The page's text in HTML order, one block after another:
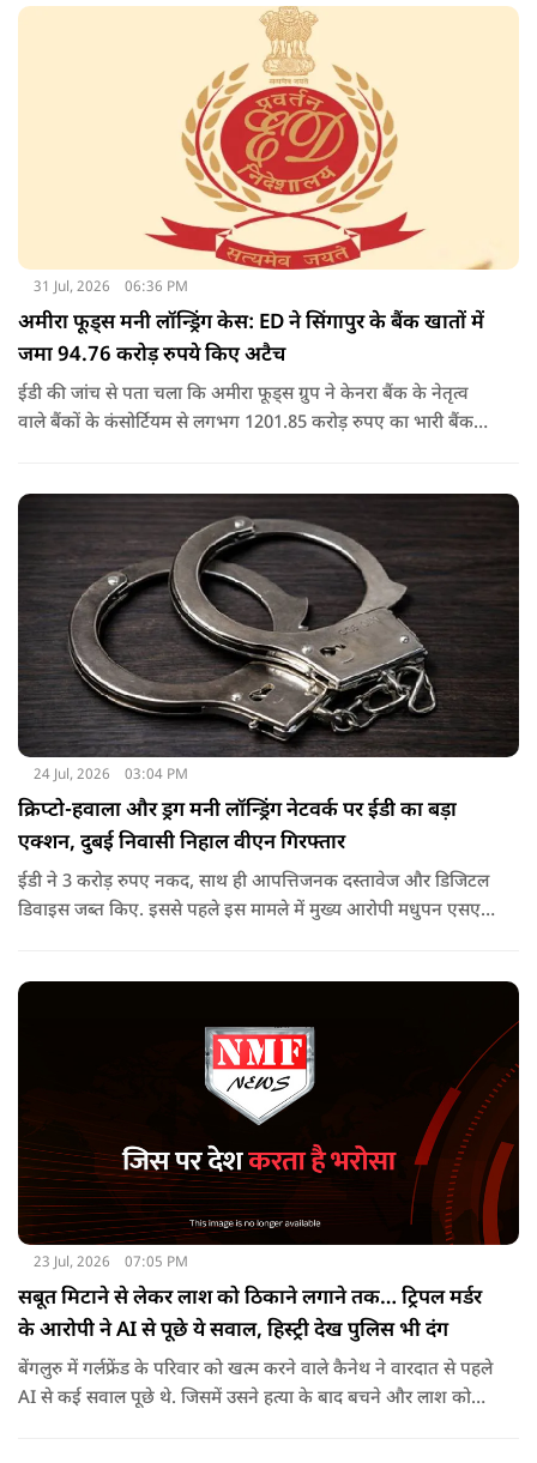
प्राधिकरण (डीडीए) से भूमि का आवंटन प्राप्त किया.
31 Jul, 2026 06:36 PM
अमीरा फूड्स मनी लॉन्ड्रिंग केस: ED ने सिंगापुर के बैंक खातों में
जमा 94.76 करोड़ रुपये किए अटैच
ईडी की जांच से पता चला कि अमीरा फूड्स ग्रुप ने केनरा बैंक के नेतृत्व
वाले बैंकों के कंसोर्टियम से लगभग 1201.85 करोड़ रुपए का भारी बैंक
उसके प्रमोटरों/शेयरधारकों/डायरेक्टरों ने मनी लॉन्ड्रिंग का अपराध किया
24 Jul, 2026 03:04 PM
क्रिप्टो-हवाला और ड्रग मनी लॉन्ड्रिंग नेटवर्क पर ईडी का बड़ा
एक्शन, दुबई निवासी निहाल वीएन गिरफ्तार
ईडी ने 3 करोड़ रुपए नकद, साथ ही आपत्तिजनक दस्तावेज और डिजिटल
डिवाइस जब्त किए. इससे पहले इस मामले में मुख्य आरोपी मधुपन एसएस
23 Jul, 2026 07:05 PM
सबूत मिटाने से लेकर लाश को ठिकाने लगाने तक… ट्रिपल मर्डर
के आरोपी ने AI से पूछे ये सवाल, हिस्ट्री देख पुलिस भी दंग
बेंगलुरु में गर्लफ्रेंड के परिवार को खत्म करने वाले कैनेथ ने वारदात से पहले
AI से कई सवाल पूछे थे. जिसमें उसने हत्या के बाद बचने और लाश को